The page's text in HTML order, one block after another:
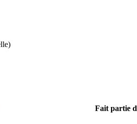
Fait partie